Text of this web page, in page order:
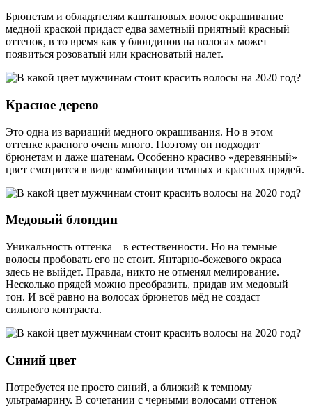
Брюнетам и обладателям каштановых волос окрашивание
медной краской придаст едва заметный приятный красный
оттенок, в то время как у блондинов на волосах может
появиться розоватый или красноватый налет.
Красное дерево
Это одна из вариаций медного окрашивания. Но в этом
оттенке красного очень много. Поэтому он подходит
брюнетам и даже шатенам. Особенно красиво «деревянный»
цвет смотрится в виде комбинации темных и красных прядей.
Медовый блондин
Уникальность оттенка – в естественности. Но на темные
волосы пробовать его не стоит. Янтарно-бежевого окраса
здесь не выйдет. Правда, никто не отменял мелирование.
Несколько прядей можно преобразить, придав им медовый
тон. И всё равно на волосах брюнетов мёд не создаст
сильного контраста.
Синий цвет
Потребуется не просто синий, а близкий к темному
ультрамарину. В сочетании с черными волосами оттенок